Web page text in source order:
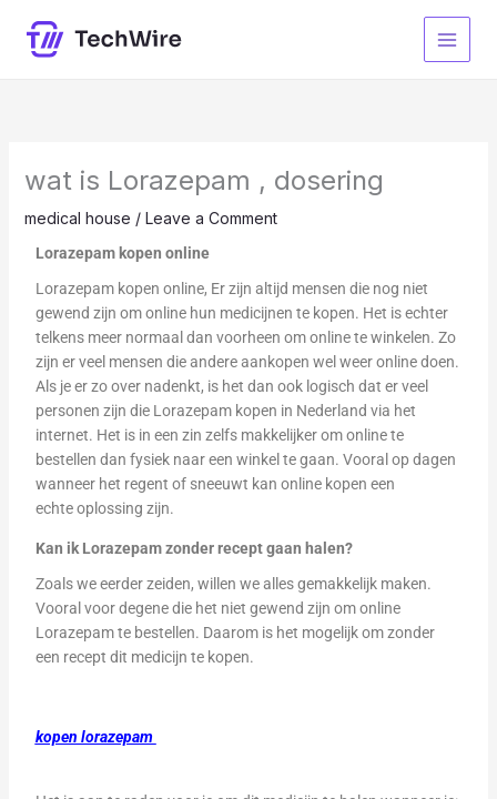
content
wat is Lorazepam , dosering
medical house / Leave a Comment
Lorazepam kopen online
Lorazepam kopen online, Er zijn altijd mensen die nog niet
gewend zijn om online hun medicijnen te kopen. Het is echter
telkens meer normaal dan voorheen om online te winkelen. Zo
zijn er veel mensen die andere aankopen wel weer online doen.
Als je er zo over nadenkt, is het dan ook logisch dat er veel
personen zijn die Lorazepam kopen in Nederland via het
internet. Het is in een zin zelfs makkelijker om online te
bestellen dan fysiek naar een winkel te gaan. Vooral op dagen
wanneer het regent of sneeuwt kan online kopen een
echte oplossing zijn.
Kan ik Lorazepam zonder recept gaan halen?
Zoals we eerder zeiden, willen we alles gemakkelijk maken.
Vooral voor degene die het niet gewend zijn om online
Lorazepam te bestellen. Daarom is het mogelijk om zonder
een recept dit medicijn te kopen.
kopen lorazepam